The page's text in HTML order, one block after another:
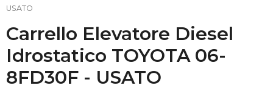
Servizi
USATO
Carrello Elevatore Diesel
Idrostatico TOYOTA 06-
8FD30F - USATO